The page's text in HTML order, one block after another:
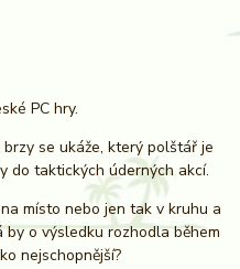
PC hry.
se ukáže, který polštář je
do taktických úderných akcí.
místo nebo jen tak v kruhu a
o výsledku rozhodla během
nejschopnější?